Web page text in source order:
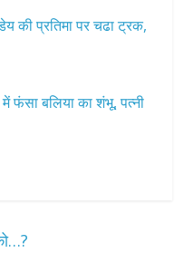
की प्रतिमा पर चढा ट्रक,
फंसा बलिया का शंभू, पत्नी